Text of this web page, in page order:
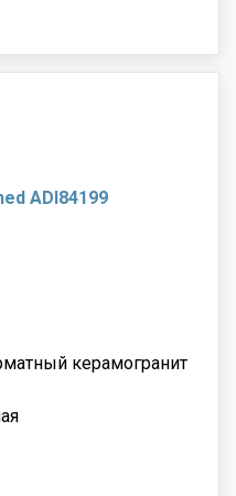
ADI84199
керамогранит